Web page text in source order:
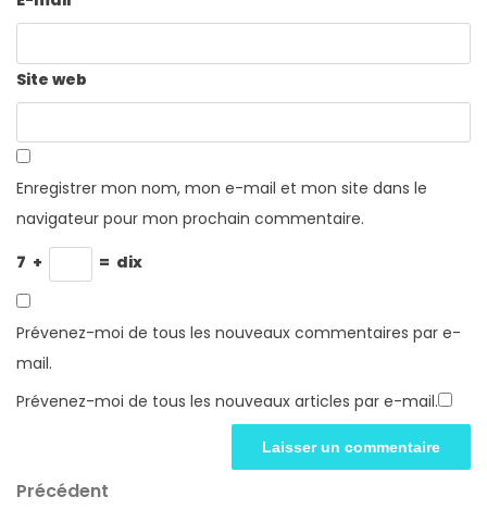
Site web
Enregistrer mon nom, mon e-mail et mon site dans le
navigateur pour mon prochain commentaire.
7 + = dix
Prévenez-moi de tous les nouveaux commentaires par e-
mail.
Prévenez-moi de tous les nouveaux articles par e-mail.
Navigation
Article
Précédent